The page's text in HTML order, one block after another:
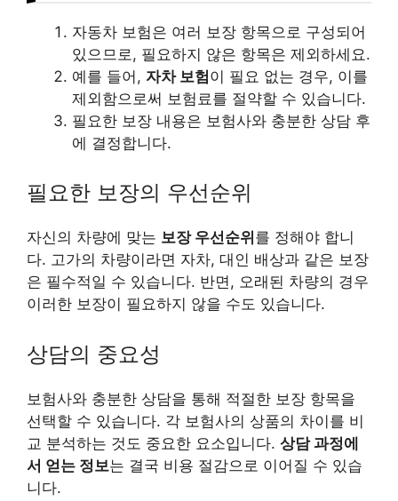
자동차 보험은 여러 보장 항목으로 구성되어
있으므로, 필요하지 않은 항목은 제외하세요.
예를 들어, 자차 보험이 필요 없는 경우, 이를
제외함으로써 보험료를 절약할 수 있습니다.
필요한 보장 내용은 보험사와 충분한 상담 후
에 결정합니다.
필요한 보장의 우선순위
자신의 차량에 맞는 보장 우선순위 를 정해야 합니
다. 고가의 차량이라면 자차, 대인 배상과 같은 보장
은 필수적일 수 있습니다. 반면, 오래된 차량의 경우
이러한 보장이 필요하지 않을 수도 있습니다.
상담의 중요성
보험사와 충분한 상담을 통해 적절한 보장 항목을
선택할 수 있습니다. 각 보험사의 상품의 차이를 비
교 분석하는 것도 중요한 요소입니다. 상담 과정에
서 얻는 정보는 결국 비용 절감으로 이어질 수 있습
니다.